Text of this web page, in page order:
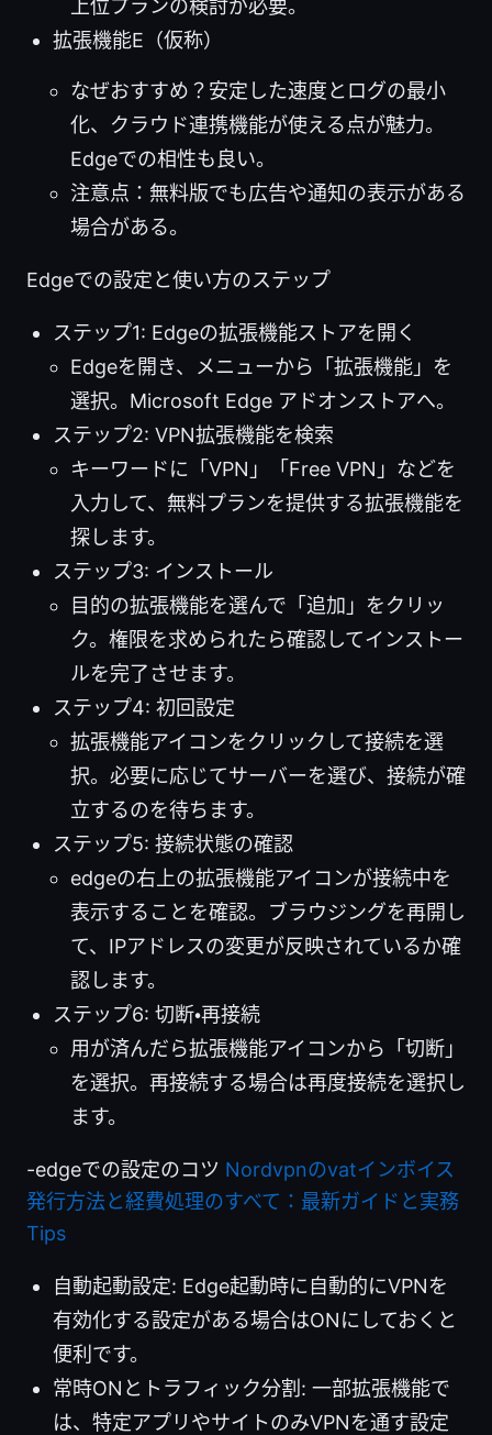
上位プランの検討が必要。
拡張機能E（仮称）
なぜおすすめ？安定した速度とログの最小
化、クラウド連携機能が使える点が魅力。
Edgeでの相性も良い。
注意点：無料版でも広告や通知の表示がある
場合がある。
Edgeでの設定と使い方のステップ
ステップ1: Edgeの拡張機能ストアを開く
Edgeを開き、メニューから「拡張機能」を
選択。Microsoft Edge アドオンストアへ。
ステップ2: VPN拡張機能を検索
キーワードに「VPN」「Free VPN」などを
入力して、無料プランを提供する拡張機能を
探します。
ステップ3: インストール
目的の拡張機能を選んで「追加」をクリッ
ク。権限を求められたら確認してインストー
ルを完了させます。
ステップ4: 初回設定
拡張機能アイコンをクリックして接続を選
択。必要に応じてサーバーを選び、接続が確
立するのを待ちます。
ステップ5: 接続状態の確認
edgeの右上の拡張機能アイコンが接続中を
表示することを確認。ブラウジングを再開し
て、IPアドレスの変更が反映されているか確
認します。
ステップ6: 切断・再接続
用が済んだら拡張機能アイコンから「切断」
を選択。再接続する場合は再度接続を選択し
ます。
-edgeでの設定のコツ Nordvpnのvatインボイス
発行方法と経費処理のすべて：最新ガイドと実務
Tips
自動起動設定: Edge起動時に自動的にVPNを
有効化する設定がある場合はONにしておくと
便利です。
常時ONとトラフィック分割: 一部拡張機能で
は、特定アプリやサイトのみVPNを通す設定